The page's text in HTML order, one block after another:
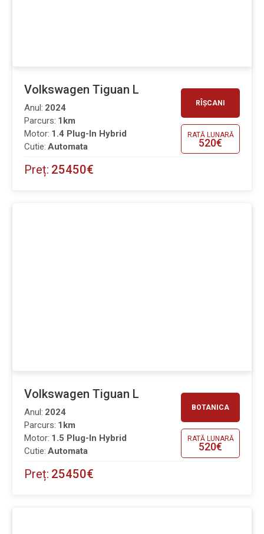
RÎȘCANI
RATĂ LUNARĂ
520€
Volkswagen Tiguan L
Parcurs: 1km
Anul: 2024
Motor: 1.4 Plug-In Hybrid
Cutie: Automata
Preț: 25450€
BOTANICA
RATĂ LUNARĂ
520€
Volkswagen Tiguan L
Parcurs: 1km
Anul: 2024
Motor: 1.5 Plug-In Hybrid
Cutie: Automata
Preț: 25450€